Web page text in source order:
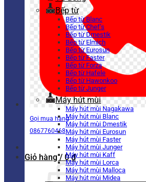
Gọi mua hàng
0867760468
Giỏ hàng / 0₫
Bếp từ
Bếp từ Blanc
Bếp từ Chef’s
Bếp từ Dmestik
Bếp từ Elmich
Bếp từ Eurosun
Bếp từ Faster
Bếp từ Forza
Bếp từ Hafele
Bếp từ Hawonkoo
Bếp từ Junger
Máy hút mùi
Máy hút mùi Nagakawa
Máy hút mùi Blanc
Máy hút mùi Dmestik
Máy hút mùi Eurosun
Máy hút mùi Faster
Máy hút mùi Junger
Máy hút mùi Kaff
Máy hút mùi Lorca
Máy hút mùi Malloca
Máy hút mùi Midea